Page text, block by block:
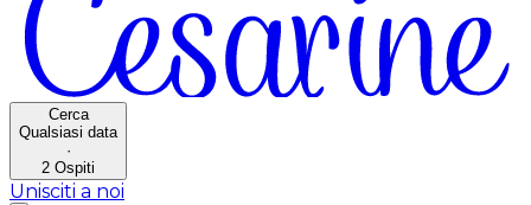
Cerca
Qualsiasi data
·
2 Ospiti
Unisciti a noi